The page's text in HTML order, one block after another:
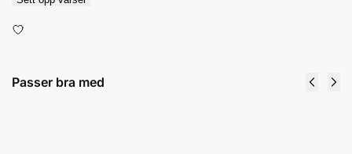
Passer bra med